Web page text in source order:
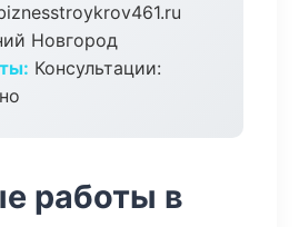
Новгород
Консультации:
работы в